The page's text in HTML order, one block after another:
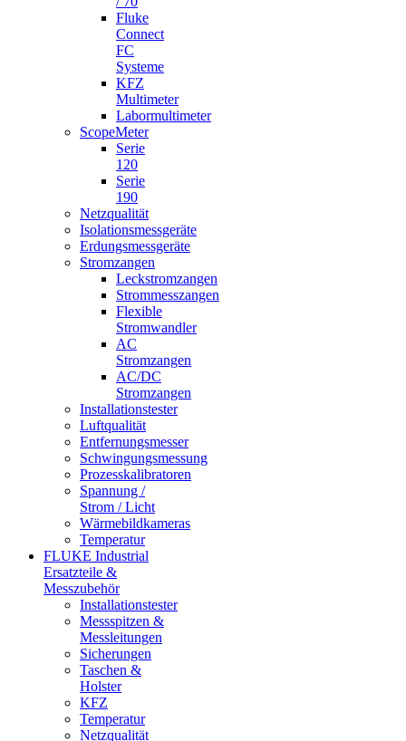
Fluke
Connect
FC
Systeme
KFZ
Multimeter
Labormultimeter
ScopeMeter
Serie
120
Serie
190
Netzqualität
Isolationsmessgeräte
Erdungsmessgeräte
Stromzangen
Leckstromzangen
Strommesszangen
Flexible
Stromwandler
AC
Stromzangen
AC/DC
Stromzangen
Installationstester
Luftqualität
Entfernungsmesser
Schwingungsmessung
Prozesskalibratoren
Spannung /
Strom / Licht
Wärmebildkameras
Temperatur
FLUKE Industrial
Ersatzteile &
Messzubehör
Installationstester
Messspitzen &
Messleitungen
Sicherungen
Taschen &
Holster
KFZ
Temperatur
Netzqualität